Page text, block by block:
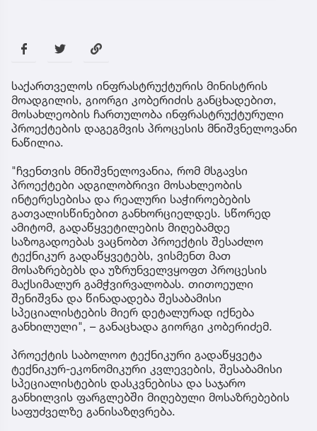
საქართველოს ინფრასტრუქტურის მინისტრის
მოადგილის, გიორგი კობერიძის განცხადებით,
მოსახლეობის ჩართულობა ინფრასტრუქტურული
პროექტების დაგეგმვის პროცესის მნიშვნელოვანი
ნაწილია.
"ჩვენთვის მნიშვნელოვანია, რომ მსგავსი
პროექტები ადგილობრივი მოსახლეობის
ინტერესებისა და რეალური საჭიროებების
გათვალისწინებით განხორციელდეს. სწორედ
ამიტომ, გადაწყვეტილების მიღებამდე
საზოგადოებას ვაცნობთ პროექტის შესაძლო
ტექნიკურ გადაწყვეტებს, ვისმენთ მათ
მოსაზრებებს და უზრუნველვყოფთ პროცესის
მაქსიმალურ გამჭვირვალობას. თითოეული
შენიშვნა და წინადადება შესაბამისი
სპეციალისტების მიერ დეტალურად იქნება
განხილული", – განაცხადა გიორგი კობერიძემ.
პროექტის საბოლოო ტექნიკური გადაწყვეტა
ტექნიკურ-ეკონომიკური კვლევების, შესაბამისი
სპეციალისტების დასკვნებისა და საჯარო
განხილვის ფარგლებში მიღებული მოსაზრებების
საფუძველზე განისაზღვრება.